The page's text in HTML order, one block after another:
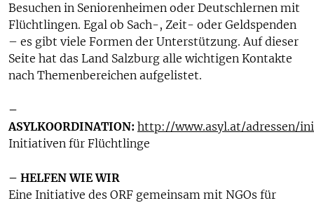
Besuchen in Seniorenheimen oder Deutschlernen mit
Flüchtlingen. Egal ob Sach-, Zeit- oder Geldspenden
– es gibt viele Formen der Unterstützung. Auf dieser
Seite hat das Land Salzburg alle wichtigen Kontakte
nach Themenbereichen aufgelistet.
–
ASYLKOORDINATION: http://www.asyl.at/adressen/
Initiativen für Flüchtlinge
– HELFEN WIE WIR
Eine Initiative des ORF gemeinsam mit NGOs für